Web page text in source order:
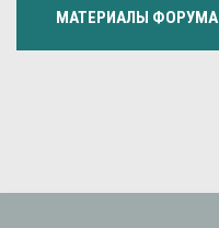
МАТЕРИАЛЫ ФОРУМА